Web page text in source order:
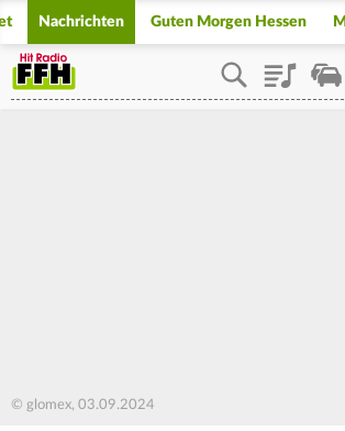
Nachrichten Guten Morgen Hessen
Playlist
© glomex, 03.09.2024